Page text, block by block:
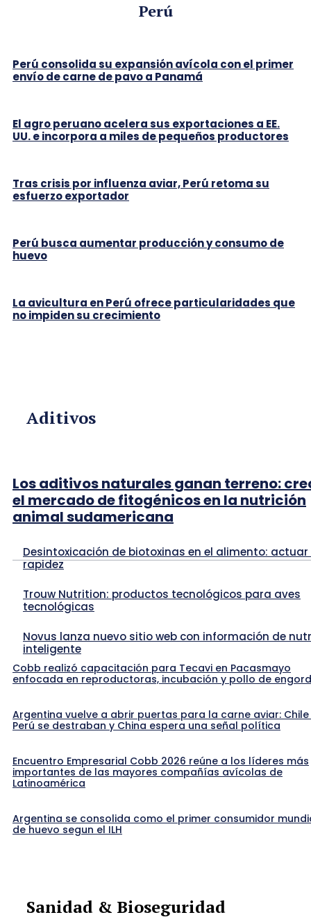
Perú
Perú consolida su expansión avícola con el primer
envío de carne de pavo a Panamá
El agro peruano acelera sus exportaciones a EE.
UU. e incorpora a miles de pequeños productores
Tras crisis por influenza aviar, Perú retoma su
esfuerzo exportador
Perú busca aumentar producción y consumo de
huevo
La avicultura en Perú ofrece particularidades que
no impiden su crecimiento
Aditivos
Los aditivos naturales ganan terreno:
el mercado de fitogénicos en la nutrición
animal sudamericana
Desintoxicación de biotoxinas en el alimento: actuar
rapidez
Trouw Nutrition: productos tecnológicos para aves
tecnológicas
Novus lanza nuevo sitio web con información de
inteligente
Cobb realizó capacitación para Tecavi en Pacasmayo
enfocada en reproductoras, incubación y pollo de
Argentina vuelve a abrir puertas para la carne aviar: Chile
Perú se destraban y China espera una señal política
Encuentro Empresarial Cobb 2026 reúne a los líderes más
importantes de las mayores compañías avícolas de
Latinoamérica
Argentina se consolida como el primer consumidor
de huevo segun el ILH
Sanidad & Bioseguridad